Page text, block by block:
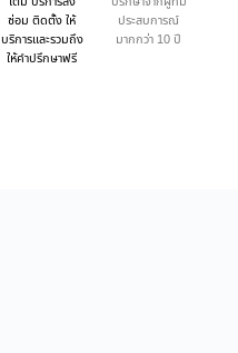
ซ่อม ติดตั้ง ให้
บริการและรวมถึง
ให้คำปรึกษาฟรี
ประสบการณ์
มากกว่า 10 ปี